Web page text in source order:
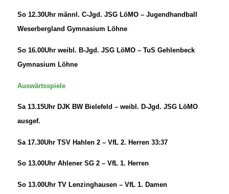
So 12.30Uhr männl. C-Jgd. JSG LöMO – Jugendhandball
Weserbergland Gymnasium Löhne
So 16.00Uhr weibl. B-Jgd. JSG LöMO – TuS Gehlenbeck
Gymnasium Löhne
Auswärtsspiele
Sa 13.15Uhr DJK BW Bielefeld – weibl. D-Jgd. JSG LöMO
ausgef.
Sa 17.30Uhr TSV Hahlen 2 – VfL 2. Herren 33:37
So 13.00Uhr Ahlener SG 2 – VfL 1. Herren
So 13.00Uhr TV Lenzinghausen – VfL 1. Damen